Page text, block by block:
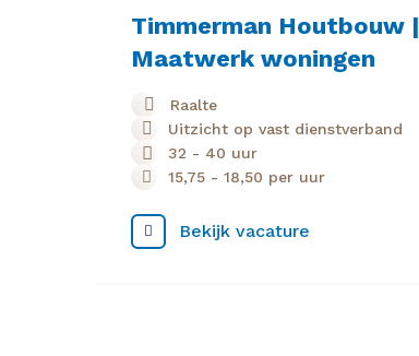
Timmerman Houtbouw |
Maatwerk woningen
Raalte
Uitzicht op vast dienstverband
32 - 40 uur
15,75 - 18,50 per uur
Bekijk vacature